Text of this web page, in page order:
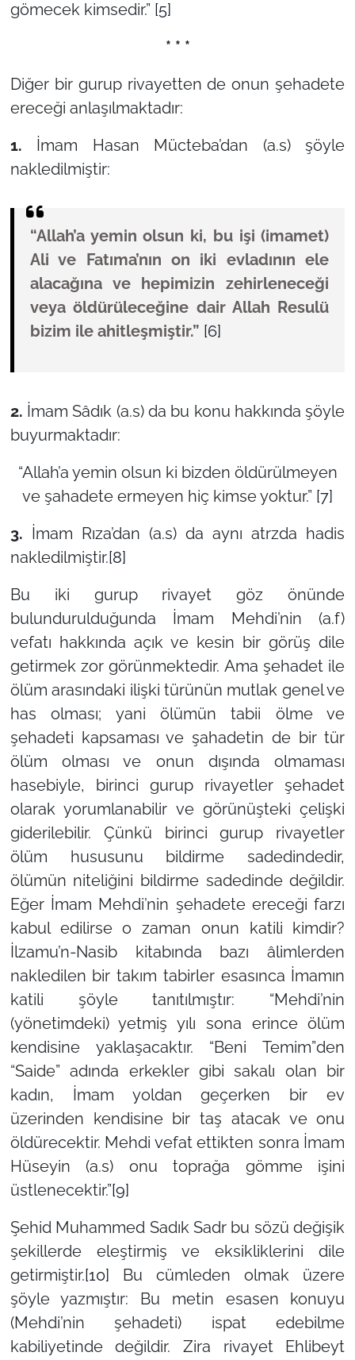
gömecek kimsedir.” [5]
* * *
Diğer bir gurup rivayetten de onun şehadete
ereceği anlaşılmaktadır:
1. İmam Hasan Mücteba’dan (a.s) şöyle
nakledilmiştir:
“Allah’a yemin olsun ki, bu işi (imamet)
Ali ve Fatıma’nın on iki evladının ele
alacağına ve hepimizin zehirleneceği
veya öldürüleceğine dair Allah Resulü
bizim ile ahitleşmiştir.” [6]
2. İmam Sâdık (a.s) da bu konu hakkında şöyle
buyurmaktadır:
“Allah’a yemin olsun ki bizden öldürülmeyen
ve şahadete ermeyen hiç kimse yoktur.” [7]
3. İmam Rıza’dan (a.s) da aynı atrzda hadis
nakledilmiştir.[8]
Bu iki gurup rivayet göz önünde
bulundurulduğunda İmam Mehdi’nin (a.f)
vefatı hakkında açık ve kesin bir görüş dile
getirmek zor görünmektedir. Ama şehadet ile
ölüm arasındaki ilişki türünün mutlak genel ve
has olması; yani ölümün tabii ölme ve
şehadeti kapsaması ve şahadetin de bir tür
ölüm olması ve onun dışında olmaması
hasebiyle, birinci gurup rivayetler şehadet
olarak yorumlanabilir ve görünüşteki çelişki
giderilebilir. Çünkü birinci gurup rivayetler
ölüm hususunu bildirme sadedindedir,
ölümün niteliğini bildirme sadedinde değildir.
Eğer İmam Mehdi’nin şehadete ereceği farzı
kabul edilirse o zaman onun katili kimdir?
İlzamu’n-Nasib kitabında bazı âlimlerden
nakledilen bir takım tabirler esasınca İmamın
katili şöyle tanıtılmıştır: “Mehdi’nin
(yönetimdeki) yetmiş yılı sona erince ölüm
kendisine yaklaşacaktır. “Beni Temim”den
“Saide” adında erkekler gibi sakalı olan bir
kadın, İmam yoldan geçerken bir ev
üzerinden kendisine bir taş atacak ve onu
öldürecektir. Mehdi vefat ettikten sonra İmam
Hüseyin (a.s) onu toprağa gömme işini
üstlenecektir.”[9]
Şehid Muhammed Sadık Sadr bu sözü değişik
şekillerde eleştirmiş ve eksikliklerini dile
getirmiştir.[10] Bu cümleden olmak üzere
şöyle yazmıştır: Bu metin esasen konuyu
(Mehdi’nin şehadeti) ispat edebilme
kabiliyetinde değildir. Zira rivayet Ehlibeyt